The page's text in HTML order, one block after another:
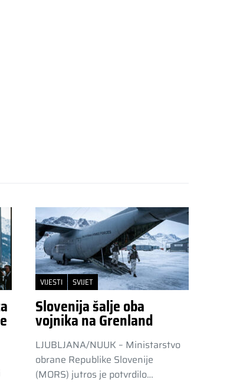
VIJESTI SVIJET
Slovenija šalje oba
vojnika na Grenland
LJUBLJANA/NUUK – Ministarstvo
obrane Republike Slovenije
(MORS) jutros je potvrdilo…